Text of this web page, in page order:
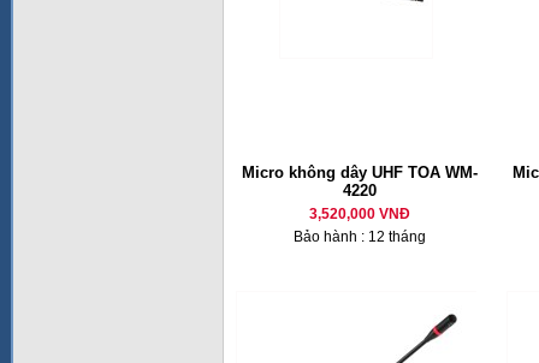
Micro không dây UHF TOA WM-
4220
3,520,000 VNĐ
Bảo hành : 12 tháng